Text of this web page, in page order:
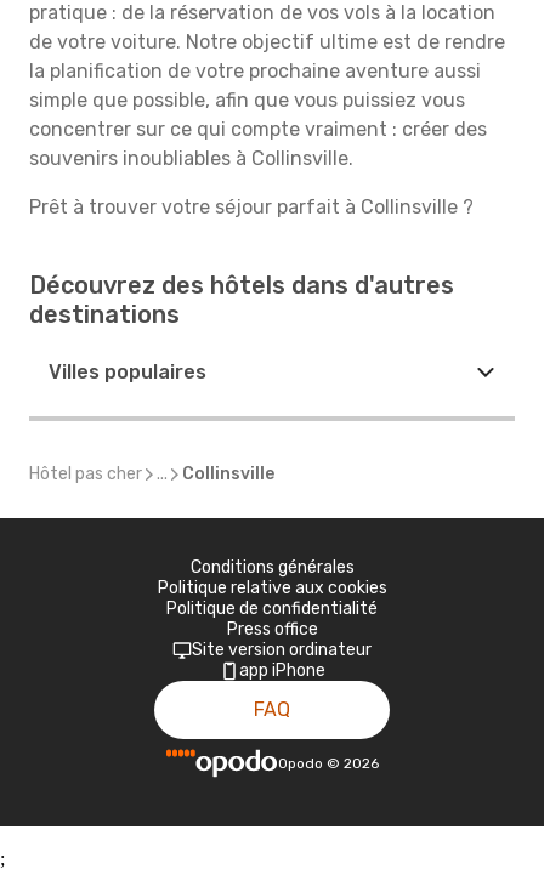
pratique : de la réservation de vos vols à la location
de votre voiture. Notre objectif ultime est de rendre
la planification de votre prochaine aventure aussi
simple que possible, afin que vous puissiez vous
concentrer sur ce qui compte vraiment : créer des
souvenirs inoubliables à Collinsville.
Prêt à trouver votre séjour parfait à Collinsville ?
Découvrez des hôtels dans d'autres
destinations
Villes populaires
Hôtel pas cher ... Collinsville
Conditions générales
Politique relative aux cookies
Politique de confidentialité
Press office
Site version ordinateur
app iPhone
FAQ
Opodo © 2026
;